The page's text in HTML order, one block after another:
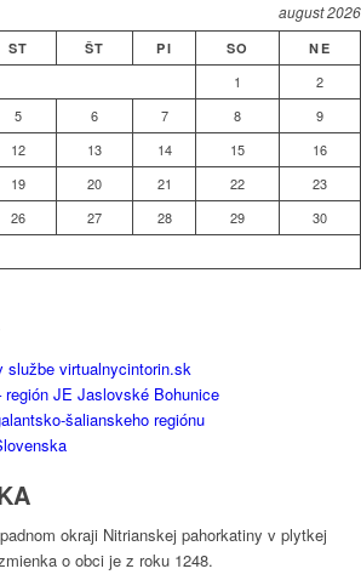
august 2026
ST ŠT PI SO NE
1
2
5 6 7 8
9
12 13 14 15
16
19 20 21 22
23
26 27 28 29
30
službe virtualnycintorin.sk
JE Jaslovské Bohunice
šalianskeho regiónu
okraji Nitrianskej pahorkatiny v plytkej
o obci je z roku 1248.